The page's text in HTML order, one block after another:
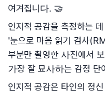
여겨집니다. 🤝
인지적 공감을 측정하는
'눈으로 마음 읽기 검사
부분만 촬영한 사진에서
가장 잘 묘사하는 감정 단
인지적 공감은 타인의 정